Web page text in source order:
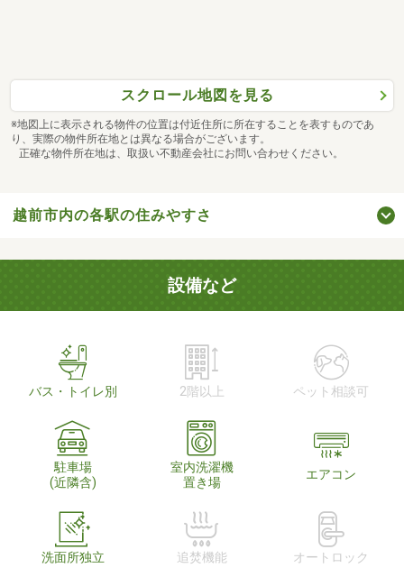
スクロール地図を見る
※地図上に表示される物件の位置は付近住所に所在することを表すものであ
り、実際の物件所在地とは異なる場合がございます。
正確な物件所在地は、取扱い不動産会社にお問い合わせください。
越前市内の各駅の住みやすさ
設備など
バス・トイレ別 2階以上 ペット相談可
駐車場
(近隣含)
室内洗濯機
置き場
エアコン
洗面所独立 追焚機能 オートロック